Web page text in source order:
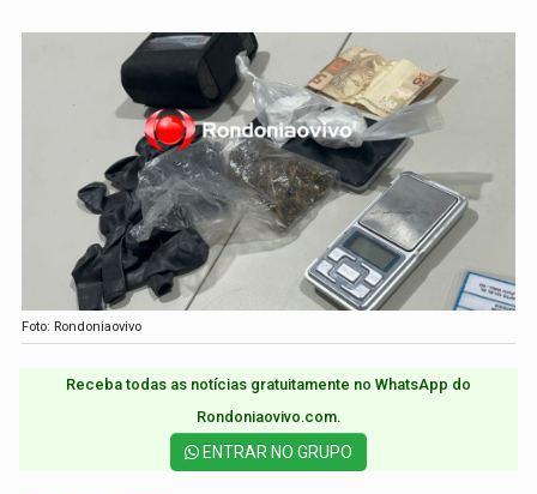
Foto: Rondoniaovivo
Receba todas as notícias gratuitamente no WhatsApp do
Rondoniaovivo.com.​
ENTRAR NO GRUPO